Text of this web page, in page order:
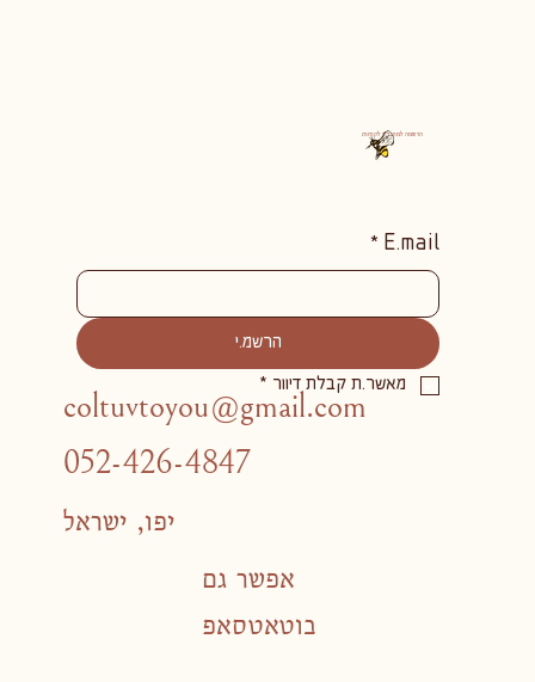
הרשמה למועדון לקוחות
E.mail
*
הרשמ.י
מאשר.ת קבלת דיוור *
אפשר גם
בוטאטסאפ
coltuvtoyou@gmail.com
052-426-4847
יפו, ישראל